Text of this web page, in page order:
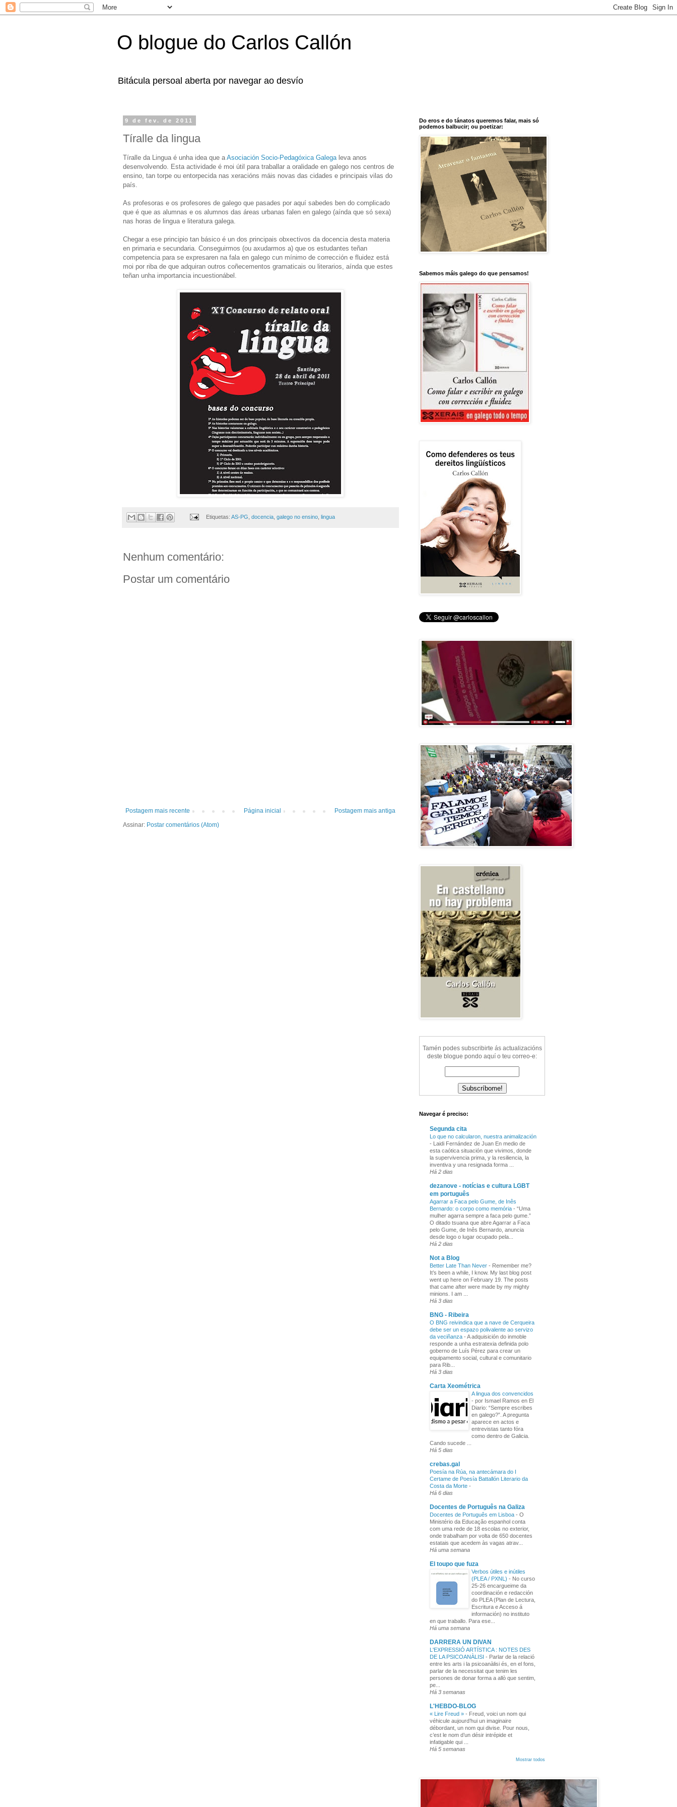
O blogue do Carlos Callón
Bitácula persoal aberta por navegar ao desvío
9 de fev. de 2011
Tíralle da lingua
Tíralle da Lingua é unha idea que a Asociación Socio-Pedagóxica Galega leva anos
desenvolvendo. Esta actividade é moi útil para traballar a oralidade en galego nos centros de
ensino, tan torpe ou entorpecida nas xeracións máis novas das cidades e principais vilas do
país.
As profesoras e os profesores de galego que pasades por aquí sabedes ben do complicado
que é que as alumnas e os alumnos das áreas urbanas falen en galego (aínda que só sexa)
nas horas de lingua e literatura galega.
Chegar a ese principio tan básico é un dos principais obxectivos da docencia desta materia
en primaria e secundaria. Conseguirmos (ou axudarmos a) que os estudantes teñan
competencia para se expresaren na fala en galego cun mínimo de corrección e fluidez está
moi por riba de que adquiran outros coñecementos gramaticais ou literarios, aínda que estes
teñan unha importancia incuestionábel.
Etiquetas: AS-PG docencia, galego no ensino, lingua
Nenhum comentário:
Postar um comentário
Postagem mais recente Postagem mais antiga
Página inicial
Assinar: Postar comentários (Atom)
Do eros e do tánatos queremos falar, mais só
podemos balbucir; ou poetizar:
Sabemos máis galego do que pensamos!
Tamén podes subscribirte ás actualizacións
deste blogue pondo aquí o teu correo-e:
Navegar é preciso:
Segunda cita
Lo que no calcularon, nuestra animalización
- Laidi Fernández de Juan En medio de
esta caótica situación que vivimos, donde
la supervivencia prima, y la resiliencia, la
inventiva y una resignada forma ...
Há 2 dias
dezanove - notícias e cultura LGBT
em português
Agarrar a Faca pelo Gume, de Inês
Bernardo: o corpo como memória - “Uma
mulher agarra sempre a faca pelo gume.”
O ditado tsuana que abre Agarrar a Faca
pelo Gume, de Inês Bernardo, anuncia
desde logo o lugar ocupado pela...
Há 2 dias
Not a Blog
Better Late Than Never - Remember me?
It’s been a while, I know. My last blog post
went up here on February 19. The posts
that came after were made by my mighty
minions. I am ...
Há 3 dias
BNG - Ribeira
O BNG reivindica que a nave de Cerqueira
debe ser un espazo polivalente ao servizo
da veciñanza - A adquisición do inmoble
responde a unha estratexia definida polo
goberno de Luís Pérez para crear un
equipamento social, cultural e comunitario
para Rib...
Há 3 dias
Carta Xeométrica
A lingua dos convencidos
- por Ismael Ramos en El
Diario: “Sempre escribes
en galego?”. A pregunta
aparece en actos e
entrevistas tanto fóra
como dentro de Galicia.
Cando sucede ...
Há 5 dias
crebas.gal
Poesía na Rúa, na antecámara do I
Certame de Poesía Battallón Literario da
Costa da Morte -
Há 6 dias
Docentes de Português na Galiza
Docentes de Português em Lisboa - O
Ministério da Educação espanhol conta
com uma rede de 18 escolas no exterior,
onde trabalham por volta de 650 docentes
estatais que acedem às vagas atrav...
Há uma semana
El toupo que fuza
Verbos útiles e inútiles
(PLEA / PXNL) - No curso
25-26 encargueime da
coordinación e redacción
do PLEA (Plan de Lectura,
Escritura e Acceso á
información) no instituto
en que traballo. Para ese...
Há uma semana
DARRERA UN DIVAN
L'EXPRESSIÓ ARTÍSTICA : NOTES DES
DE LA PSICOANÀLISI - Parlar de la relació
entre les arts i la psicoanàlisi és, en el fons,
parlar de la necessitat que tenim les
persones de donar forma a allò que sentim,
pe...
Há 3 semanas
L'HEBDO-BLOG
« Lire Freud » - Freud, voici un nom qui
véhicule aujourd’hui un imaginaire
débordant, un nom qui divise. Pour nous,
c’est le nom d’un désir intrépide et
infatigable qui ...
Há 5 semanas
Mostrar todos